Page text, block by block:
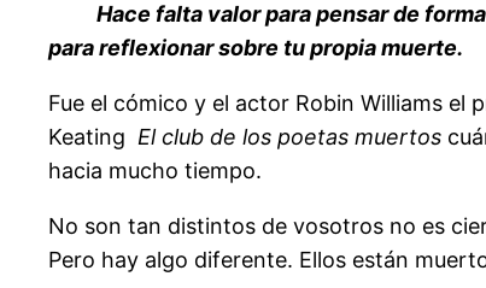
Hace falta valor para pensar de
para reflexionar sobre tu propia muerte.
Fue el cómico y el actor Robin Williams el
Keating El club de los poetas muertos
hacia mucho tiempo.
No son tan distintos de vosotros no es
Pero hay algo diferente. Ellos están